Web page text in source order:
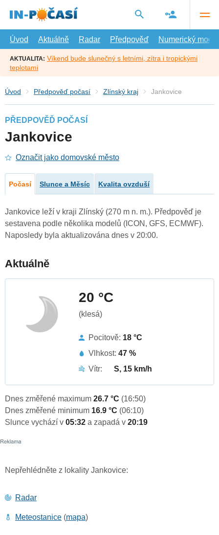
hlavní
Úvod
Aktuálně Radar Předpověď Numerický model
AKTUALITA: Víkend bude slunečný s letními, zítra i tropickými
teplotami
Úvod Předpověď počasí Zlínský kraj Jankovice
PŘEDPOVĚĎ POČASÍ
Jankovice
Označit jako domovské město
Počasí Slunce a Měsíc Kvalita ovzduší
Jankovice leží v kraji Zlínský (270 m n. m.). Předpověď je
sestavena podle několika modelů (ICON, GFS, ECMWF).
Naposledy byla aktualizována dnes v 20:00.
Aktuálně
20 °C
(klesá)
Pocitově: 18 °C
Vlhkost: 47 %
Vítr:
S, 15 km/h
Dnes změřené maximum 26.7 °C (16:50)
Dnes změřené minimum 16.9 °C (06:10)
Slunce vychází v 05:32 a zapadá v 20:19
Nepřehlédněte z lokality Jankovice:
Radar
Meteostanice (mapa)